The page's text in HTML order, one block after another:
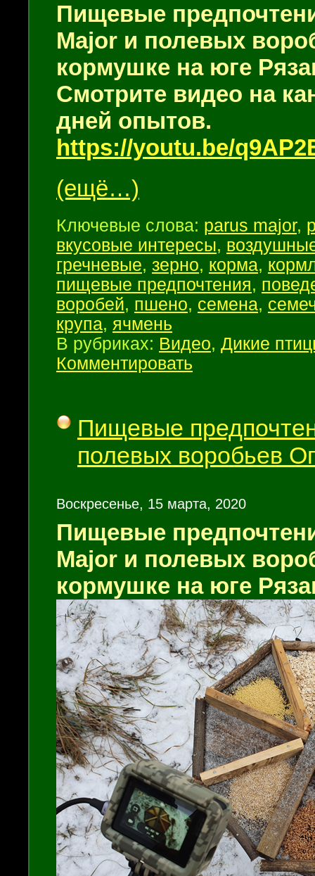
Пищевые
Major и полевых
кормушке на юге
Смотрите видео на
дней опытов.
https://youtu.be/
(ещё…)
Ключевые слова: parus major,
вкусовые интересы,
гречневые, зерно, корма,
пищевые предпочтения,
воробей, пшено, семена,
крупа, ячмень
В рубриках: Видео, Дикие
Комментировать
Пищевые
полевых воробьев
Воскресенье, 15 марта, 2020
Пищевые
Major и полевых
кормушке на юге